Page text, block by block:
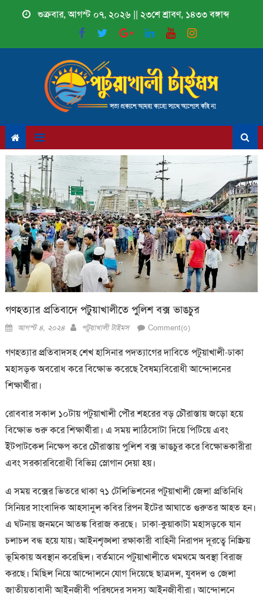
শুক্রবার, আগস্ট ০৭, ২০২৬ || ২৩শে শ্রাবণ, ১৪৩৩ বঙ্গাব্দ
গণহত্যার প্রতিবাদে পটুয়াখালীতে পুলিশ বক্স ভাঙচুর
Posted
আগস্ট ৪, ২০২৪ Author
পটুয়াখালী টাইমস Comment(০)
গণহত্যার প্রতিবাদসহ শেখ হাসিনার পদত্যাগের দাবিতে পটুয়াখালী-ঢাকা
মহাসড়ক অবরোধ করে বিক্ষোভ করেছে বৈষম্যবিরোধী আন্দোলনের
শিক্ষার্থীরা।
রোববার সকাল ১০টায় পটুয়াখালী পৌর শহরের বড় চৌরাস্তায় জড়ো হয়ে
বিক্ষোভ শুরু করে শিক্ষার্থীরা। এ সময় লাঠিসোটা দিয়ে পিটিয়ে এবং
ইটপাটকেল নিক্ষেপ করে চৌরাস্তায় পুলিশ বক্স ভাঙচুর করে বিক্ষোভকারীরা
এবং সরকারবিরোধী বিভিন্ন স্লোগান দেয়া হয়।
এ সময় বক্সের ভিতরে থাকা ৭১ টেলিভিশনের পটুয়াখালী জেলা প্রতিনিধি
সিনিয়র সাংবাদিক আহসানুল কবির রিপন ইটের আঘাতে গুরুতর আহত হন।
এ ঘটনায় জনমনে আতঙ্ক বিরাজ করছে। ঢাকা-কুয়াকাটা মহাসড়কে যান
চলাচল বন্ধ হয়ে যায়। আইনশৃঙ্খলা রক্ষাকারী বাহিনী নিরাপদ দূরত্বে নিষ্ক্রিয়
ভূমিকায় অবস্থান করেছিল। বর্তমানে পটুয়াখালীতে থমথমে অবস্থা বিরাজ
করছে। মিছিল নিয়ে আন্দোলনে যোগ দিয়েছে ছাত্রদল, যুবদল ও জেলা
জাতীয়তাবাদী আইনজীবী পরিষদের সদস্য আইনজীবীরা। আন্দোলনে